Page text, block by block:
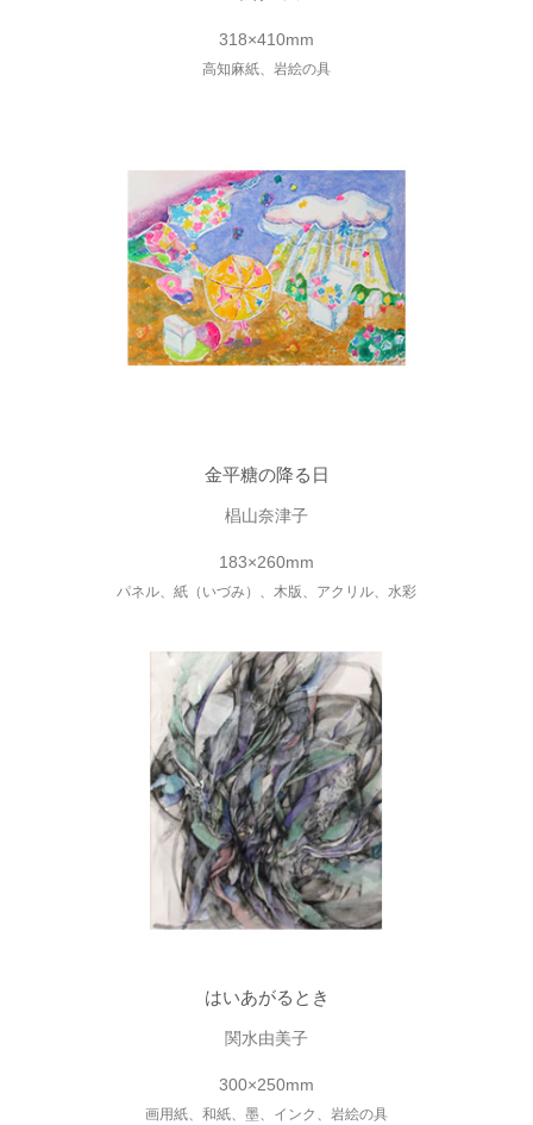
318×410mm
高知麻紙、岩絵の具
金平糖の降る日
椙山奈津子
183×260mm
パネル、紙（いづみ）、木版、アクリル、水彩
はいあがるとき
関水由美子
300×250mm
画用紙、和紙、墨、インク、岩絵の具